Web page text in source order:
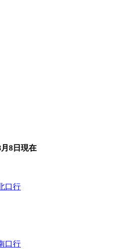
8日 現在
口行
口行